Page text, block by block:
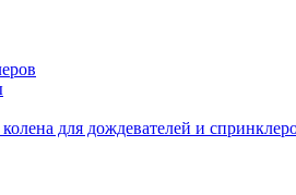
для дождевателей и